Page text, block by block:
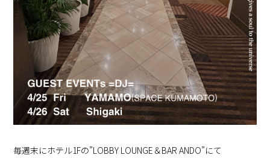
毎週末にホテル1Fの”LOBBY LOUNGE＆BAR ANDO”にて